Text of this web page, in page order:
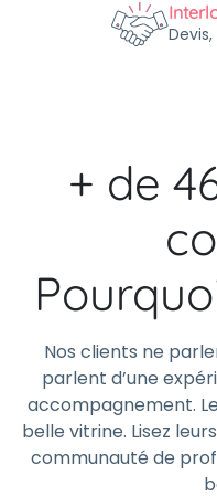
+ de
Nos clients ne
parlent d’une
accompagnement.
belle vitrine. Lisez
communauté de